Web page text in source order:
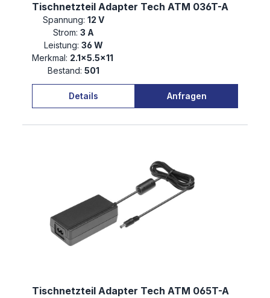
Tischnetzteil Adapter Tech ATM 036T-A
Spannung: 12 V
Strom: 3 A
Leistung: 36 W
Merkmal: 2.1×5.5×11
Bestand: 501
Details Anfragen
Tischnetzteil Adapter Tech ATM 065T-A